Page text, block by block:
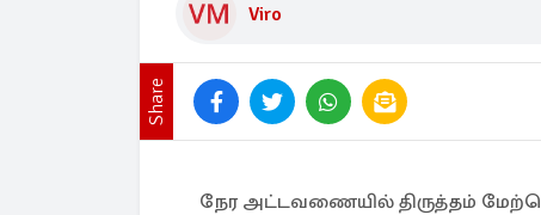
Viro
Share
நேர அட்டவணையில் திருத்தம்